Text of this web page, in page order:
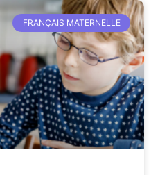
FRANÇAIS MATERNELLE